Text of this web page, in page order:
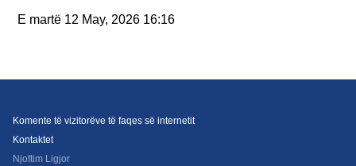
E martë 12 May, 2026 16:16
Komente të vizitorëve të faqes së internetit
Kontaktet
Njoftim Ligjor